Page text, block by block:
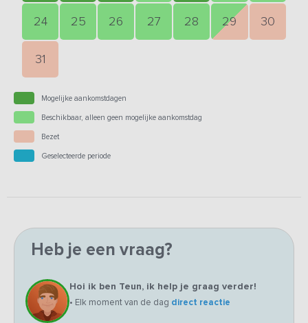
24 25 26 27 28 29 30
31
Mogelijke aankomstdagen
Beschikbaar, alleen geen mogelijke aankomstdag
Bezet
Geselecteerde periode
Heb je een vraag?
Hoi ik ben Teun, ik help je graag verder!
• Elk moment van de dag direct reactie